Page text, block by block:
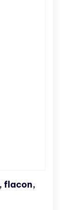
flacon,